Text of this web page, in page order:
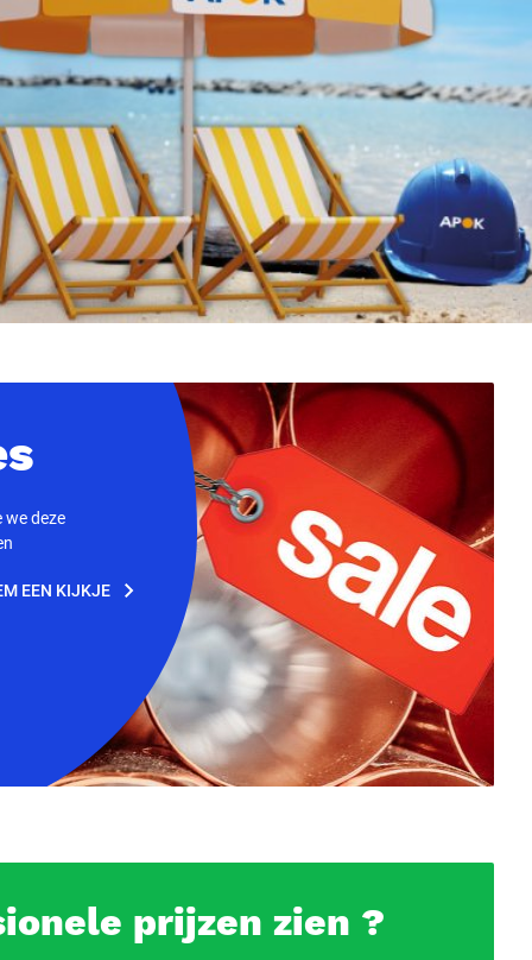
we deze
EEN KIJKJE
prijzen zien ?